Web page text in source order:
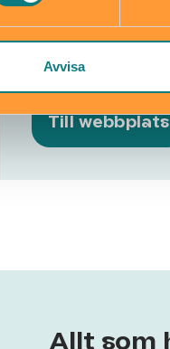
Avvisa
uppsala-museum/
Till webbplats
Allt som